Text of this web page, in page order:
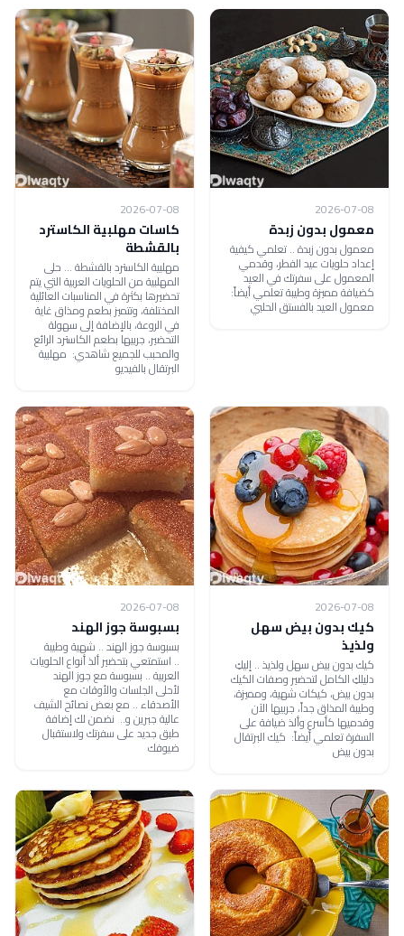
2026-07-08
معمول بدون زبدة
معمول بدون زبدة .. تعلمي كيفية
إعداد حلويات عيد الفطر، وقدمي
المعمول على سفرتك في العيد
كضيافة مميزة وطيبة تعلمي أيضاً:
معمول العيد بالفستق الحلبي
2026-07-08
كاسات مهلبية الكاسترد
بالقشطة
مهلبية الكاسترد بالقشطة ... حلى
المهلبية من الحلويات العربية التي يتم
تحضيرها بكثرة في المناسبات العائلية
المختلفة، وتتميز بطعم ومذاق غاية
في الروعة، بالإضافة إلى سهولة
التحضير، جربيها بطعم الكاسترد الرائع
والمحبب للجميع شاهدي: مهلبية
البرتقال بالفيديو
2026-07-08
كيك بدون بيض سهل
ولذيذ
كيك بدون بيض سهل ولذيذ .. إليكِ
دليلكِ الكامل لتحضير وصفات الكيك
بدون بيض، كيكات شهية، ومميزة،
وطيبة المذاق جداً، جربيها الآن
وقدميها كأسرع وألذ ضيافة على
السفرة تعلمي أيضاً: كيك البرتقال
بدون بيض
2026-07-08
بسبوسة جوز الهند
بسبوسة جوز الهند .. شهية وطيبة
.. استمتعي بتحضير ألذ أنواع الحلويات
العربية .. بسبوسة مع جوز الهند
لأحلى الجلسات والأوقات مع
الأصدقاء .. مع بعض نصائح الشيف
عالية جبرين و.. نضمن لك إضافة
طبق جديد على سفرتك ولاستقبال
ضيوفك